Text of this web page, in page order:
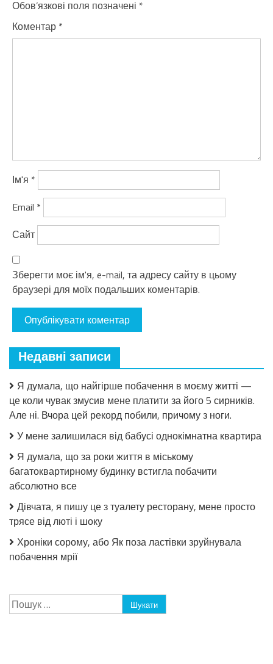
Обов’язкові поля позначені *
Коментар *
Ім'я *
Email *
Сайт
Зберегти моє ім'я, e-mail, та адресу сайту в цьому
браузері для моїх подальших коментарів.
Недавні записи
Я думала, що найгірше побачення в моєму житті —
це коли чувак змусив мене платити за його 5 сирників.
Але ні. Вчора цей рекорд побили, причому з ноги.
У мене залишилася від бабусі однокімнатна квартира
Я думала, що за роки життя в міському
багатоквартирному будинку встигла побачити
абсолютно все
Дівчата, я пишу це з туалету ресторану, мене просто
трясе від люті і шоку
Хроніки сорому, або Як поза ластівки зруйнувала
побачення мрії
Пошук: